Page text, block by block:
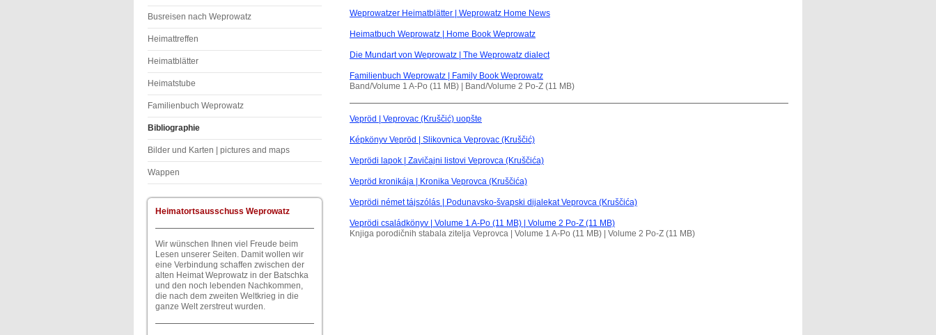
Busreisen nach Weprowatz
Heimattreffen
Heimatblätter
Heimatstube
Familienbuch Weprowatz
Bibliographie
Bilder und Karten | pictures and maps
Wappen
Heimatortsausschuss Weprowatz
Wir wünschen Ihnen viel Freude beim
Lesen unserer Seiten. Damit wollen wir
eine Verbindung schaffen zwischen der
alten Heimat Weprowatz in der Batschka
und den noch lebenden Nachkommen,
die nach dem zweiten Weltkrieg in die
ganze Welt zerstreut wurden.
Weprowatzer Heimatblätter | Weprowatz Home News
Heimatbuch Weprowatz | Home Book Weprowatz
Die Mundart von Weprowatz | The Weprowatz dialect
Familienbuch Weprowatz | Family Book Weprowatz
Band/Volume 1 A-Po (11 MB) | Band/Volume 2 Po-Z (11 MB)
Vepröd | Veprovac (Kruščić) uopšte
Képkönyv Vepröd | Slikovnica Veprovac (Kruščić)
Veprödi lapok | Zavičajni listovi Veprovca (Kruščića)
Vepröd kronikája | Kronika Veprovca (Kruščića)
Veprödi német tájszólás | Podunavsko-švapski dijalekat Veprovca (Kruščića)
Veprödi családkönyv | Volume 1 A-Po (11 MB) | Volume 2 Po-Z (11 MB)
Knjiga porodičnih stabala zitelja Veprovca | Volume 1 A-Po (11 MB) | Volume 2 Po-Z (11 MB)